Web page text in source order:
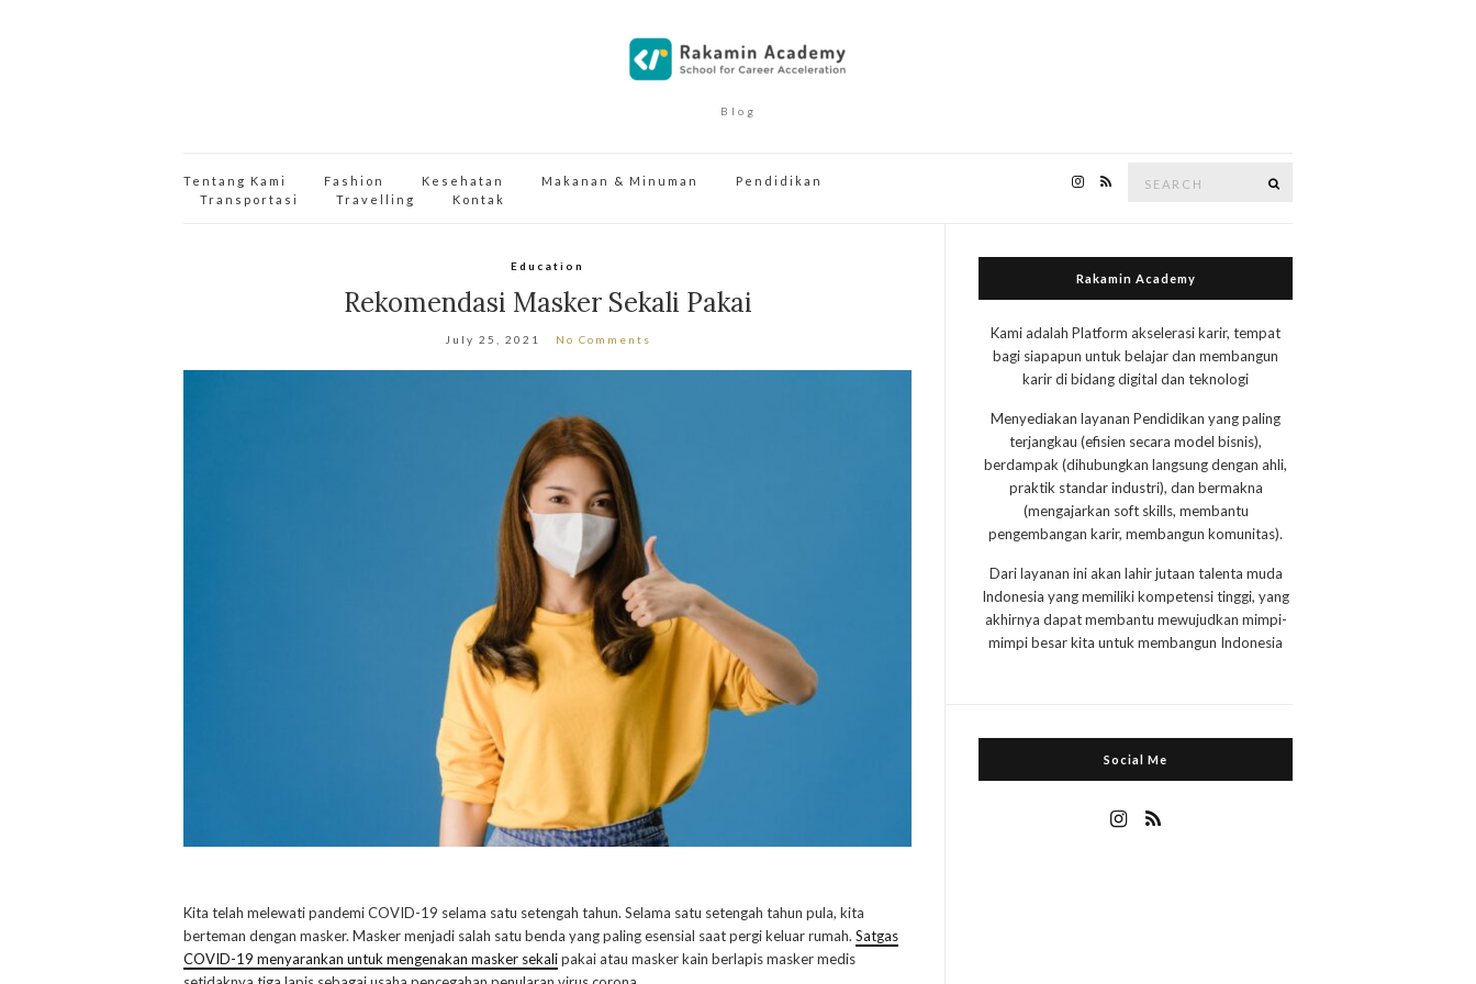
Blog
Tentang Kami Fashion Kesehatan Makanan & Minuman
Pendidikan
Transportasi
Travelling Kontak
Education
Rekomendasi Masker Sekali Pakai
July 25, 2021 No Comments
Kita telah melewati pandemi COVID-19 selama satu setengah tahun. Selama satu setengah tahun pula, kita
berteman dengan masker. Masker menjadi salah satu benda yang paling esensial saat pergi keluar rumah. Satgas
COVID-19 menyarankan untuk mengenakan masker sekalipakai atau masker kain berlapis masker medis
Rakamin Academy
Kami adalah Platform akselerasi karir, tempat
bagi siapapun untuk belajar dan membangun
karir di bidang digital dan teknologi
Menyediakan layanan Pendidikan yang paling
terjangkau (efisien secara model bisnis),
berdampak (dihubungkan langsung dengan ahli,
praktik standar industri), dan bermakna
(mengajarkan soft skills, membantu
pengembangan karir, membangun komunitas).
Dari layanan ini akan lahir jutaan talenta muda
Indonesia yang memiliki kompetensi tinggi, yang
akhirnya dapat membantu mewujudkan mimpi-
mimpi besar kita untuk membangun Indonesia
Social Me